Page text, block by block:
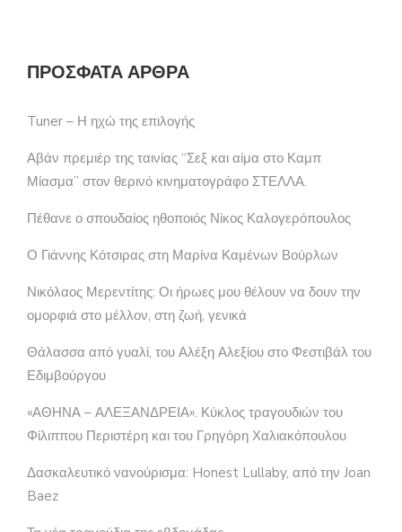
ΠΡΌΣΦΑΤΑ ΆΡΘΡΑ
Tuner – Η ηχώ της επιλογής
Αβάν πρεμιέρ της ταινίας “Σεξ και αίμα στο Καμπ
Μίασμα” στον θερινό κινηματογράφο ΣΤΕΛΛΑ.
Πέθανε ο σπουδαίος ηθοποιός Νίκος Καλογερόπουλος
Ο Γιάννης Κότσιρας στη Μαρίνα Καμένων Βούρλων
Νικόλαος Μερεντίτης: Οι ήρωες μου θέλουν να δουν την
ομορφιά στο μέλλον, στη ζωή, γενικά
Θάλασσα από γυαλί, του Αλέξη Αλεξίου στο Φεστιβάλ του
Εδιμβούργου
«ΑΘΗΝΑ – ΑΛΕΞΑΝΔΡΕΙΑ». Κύκλος τραγουδιών του
Φίλιππου Περιστέρη και του Γρηγόρη Χαλιακόπουλου
Δασκαλευτικό νανούρισμα: Honest Lullaby, από την Joan
Baez